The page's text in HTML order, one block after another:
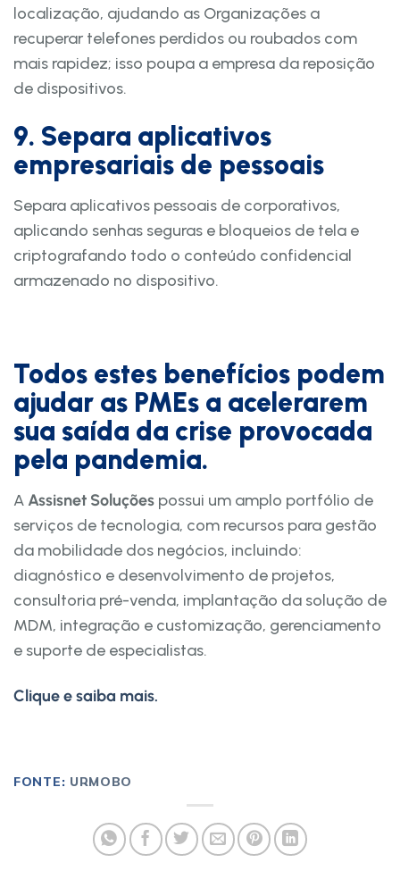
localização, ajudando as Organizações a
recuperar telefones perdidos ou roubados com
mais rapidez; isso poupa a empresa da reposição
de dispositivos.
9. Separa aplicativos
empresariais de pessoais
Separa aplicativos pessoais de corporativos,
aplicando senhas seguras e bloqueios de tela e
criptografando todo o conteúdo confidencial
armazenado no dispositivo.
Todos estes benefícios podem
ajudar as PMEs a acelerarem
sua saída da crise provocada
pela pandemia.
A Assisnet Soluções possui um amplo portfólio de
serviços de tecnologia, com recursos para gestão
da mobilidade dos negócios, incluindo:
diagnóstico e desenvolvimento de projetos,
consultoria pré-venda, implantação da solução de
MDM, integração e customização, gerenciamento
e suporte de especialistas.
Clique e saiba mais.
FONTE: URMOBO